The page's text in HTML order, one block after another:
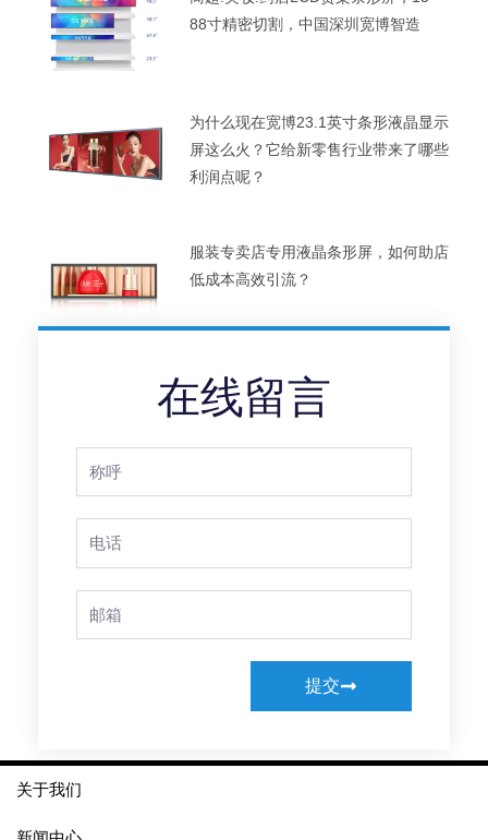
88寸精密切割，中国深圳宽博智造
为什么现在宽博23.1英寸条形液晶显示
屏这么火？它给新零售行业带来了哪些
利润点呢？
服装专卖店专用液晶条形屏，如何助店
低成本高效引流？
在线留言
Name
Phone
Email
提交
关于我们